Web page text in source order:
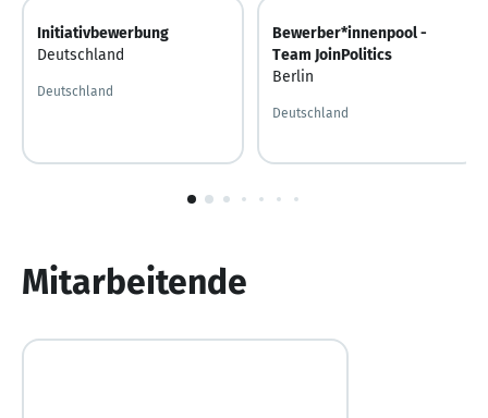
Initiativbewerbung
Deutschland
Deutschland
Bewerber*innenpool -
Team JoinPolitics
Berlin
Deutschland
Mitarbeitende